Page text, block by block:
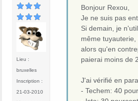
Lieu :
bruxelles
Inscription :
21-03-2010
Bonjour Rexou,
Je ne suis pas
Si demain, je
même
alors qu'en
paierai moins de
J'ai vérifié en
- Techem: 40